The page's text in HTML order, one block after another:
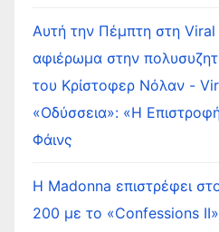
Αυτή την Πέμπτη στη
αφιέρωμα στην
του Κρίστοφερ Νόλαν -
«Οδύσσεια»: «Η
Φάινς
Η Madonna επιστρέφει
200 με το «Confessions